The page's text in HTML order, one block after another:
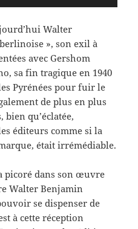
Walter
», son exil à
avec Gershom
sa fin tragique en 1940
Pyrénées pour fuir le
de plus en plus
qu’éclatée,
éditeurs comme si la
était irrémédiable.
picoré dans son œuvre
Walter Benjamin
se dispenser de
à cette réception